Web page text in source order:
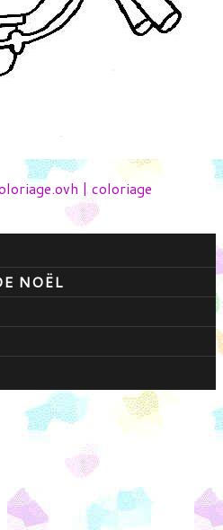
| coloriage
NOËL